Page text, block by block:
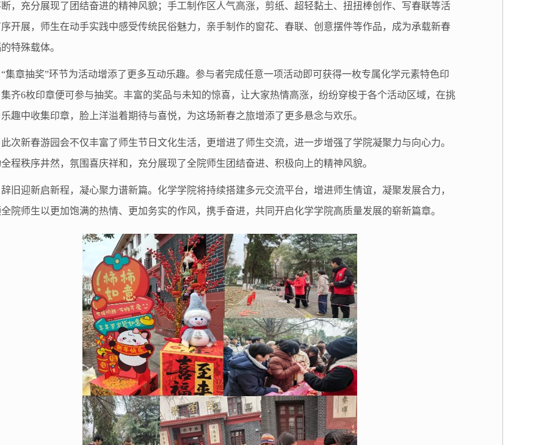
，充分展现了团结奋进的精神风貌；手工制作区人气高涨，剪纸、超轻黏土、扭扭棒创作、写春联等活
开展，师生在动手实践中感受传统民俗魅力，亲手制作的窗花、春联、创意摆件等作品，成为承载新春
特殊载体。
“集章抽奖”环节为活动增添了更多互动乐趣。参与者完成任意一项活动即可获得一枚专属化学元素特色印
齐6枚印章便可参与抽奖。丰富的奖品与未知的惊喜，让大家热情高涨，纷纷穿梭于各个活动区域，在挑
趣中收集印章，脸上洋溢着期待与喜悦，为这场新春之旅增添了更多悬念与欢乐。
此次新春游园会不仅丰富了师生节日文化生活，更增进了师生交流，进一步增强了学院凝聚力与向心力。
程秩序井然，氛围喜庆祥和，充分展现了全院师生团结奋进、积极向上的精神风貌。
辞旧迎新启新程，凝心聚力谱新篇。化学学院将持续搭建多元交流平台，增进师生情谊，凝聚发展合力，
院师生以更加饱满的热情、更加务实的作风，携手奋进，共同开启化学学院高质量发展的崭新篇章。